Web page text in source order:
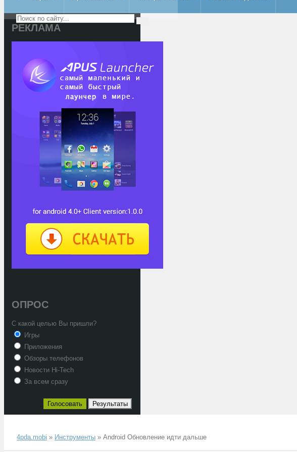
РЕКЛАМА
ОПРОС
С какой целью Вы пришли?
Игры
Приложения
Обзоры телефонов
Новости Hi-Tech
За всем сразу
Голосовать Результаты
4pda.mobi » Инструменты » Android Обновление идти дальше